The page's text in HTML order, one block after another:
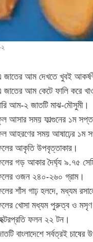
জাতের আম দেখতে খুবই
জাতের আম কেটে ফালি করে
আম-২ জাতটি মাঝ-মৌসুমী।
আসার সময় ফাল্গুনের ১ম
আহরণের সময় আষাঢ়ের ১ম
আকৃতি উপবৃত্তাকার।
গড় আকার দৈর্ঘ্য ৯.৭৫
ওজন ২৪০-২৬০ গ্রাম।
শাঁস গাঢ় হলদে, মধ্যম
খোসা মধ্যম পুরুত্ব ও
ফলন ২২ টন।
বাংলাদেশে সর্বত্রই চাষের